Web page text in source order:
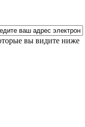
вы видите ниже